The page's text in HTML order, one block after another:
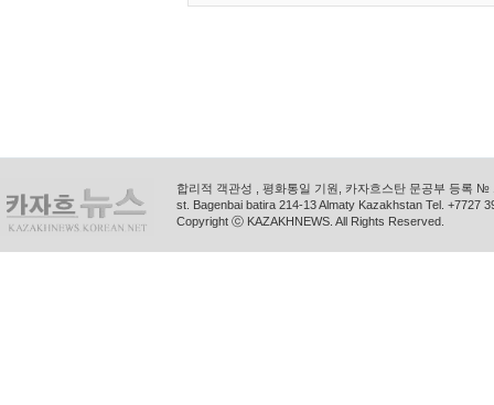
합리적 객관성 , 평화통일 기원, 카자흐스탄 문공부 등록
st. Bagenbai batira 214-13 Almaty Kazakhstan Tel. +7727
Copyright ⓒ KAZAKHNEWS. All Rights Reserved.